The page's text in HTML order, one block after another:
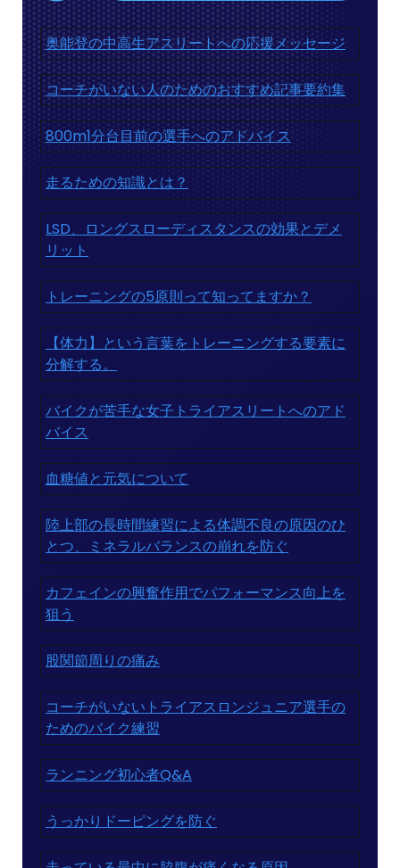
奥能登の中高生アスリートへの応援メッセージ
コーチがいない人のためのおすすめ記事要約集
800m1分台目前の選手へのアドバイス
走るための知識とは？
LSD、ロングスローディスタンスの効果とデメ
リット
トレーニングの5原則って知ってますか？
【体力】という言葉をトレーニングする要素に
分解する。
バイクが苦手な女子トライアスリートへのアド
バイス
血糖値と元気について
陸上部の長時間練習による体調不良の原因のひ
とつ、ミネラルバランスの崩れを防ぐ
カフェインの興奮作用でパフォーマンス向上を
狙う
股関節周りの痛み
コーチがいないトライアスロンジュニア選手の
ためのバイク練習
ランニング初心者Q&A
うっかりドーピングを防ぐ